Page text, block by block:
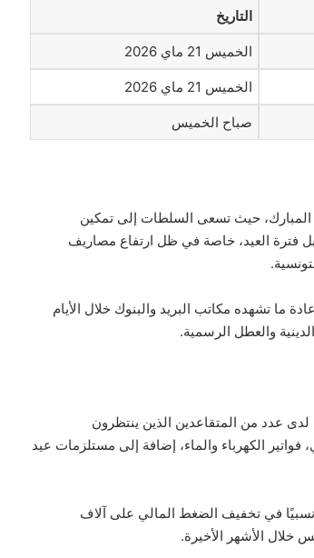
التاريخ
الخميس 21 ماي 2026
الخميس 21 ماي 2026
صباح الخميس
المبارك، حيث تسعى السلطات إلى تمكين
فترة العيد، خاصة في ظل ارتفاع مصاريف
ما تشهده مكاتب البريد والبنوك خلال الأيام
والعطل الرسمية.
لدى عدد من المتقاعدين الذين ينتظرون
الكهرباء والماء، إضافة إلى مستلزمات عيد
في تخفيف الضغط المالي على آلاف
خلال الأشهر الأخيرة.